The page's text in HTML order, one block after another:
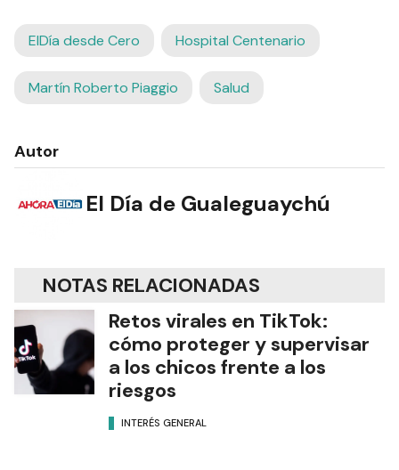
ElDía desde Cero Hospital Centenario
Martín Roberto Piaggio Salud
Autor
El Día de Gualeguaychú
NOTAS RELACIONADAS
Retos virales en TikTok:
cómo proteger y supervisar
a los chicos frente a los
riesgos
INTERÉS GENERAL